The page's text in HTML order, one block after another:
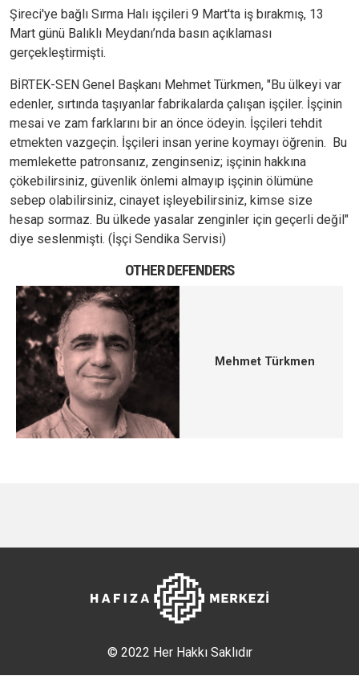
Şireci'ye bağlı Sırma Halı işçileri 9 Mart'ta iş bırakmış, 13
Mart günü Balıklı Meydanı’nda basın açıklaması
gerçekleştirmişti.
BİRTEK-SEN Genel Başkanı Mehmet Türkmen, "Bu ülkeyi var
edenler, sırtında taşıyanlar fabrikalarda çalışan işçiler. İşçinin
mesai ve zam farklarını bir an önce ödeyin. İşçileri tehdit
etmekten vazgeçin. İşçileri insan yerine koymayı öğrenin. Bu
memlekette patronsanız, zenginseniz; işçinin hakkına
çökebilirsiniz, güvenlik önlemi almayıp işçinin ölümüne
sebep olabilirsiniz, cinayet işleyebilirsiniz, kimse size
hesap sormaz. Bu ülkede yasalar zenginler için geçerli değil"
diye seslenmişti. (İşçi Sendika Servisi)
OTHER DEFENDERS
Mehmet Türkmen
© 2022 Her Hakkı Saklıdır